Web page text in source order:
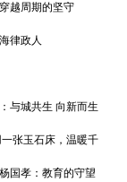
越周期的坚守
律政人
与城共生 向新而生
张玉石床，温暖千
国孝：教育的守望